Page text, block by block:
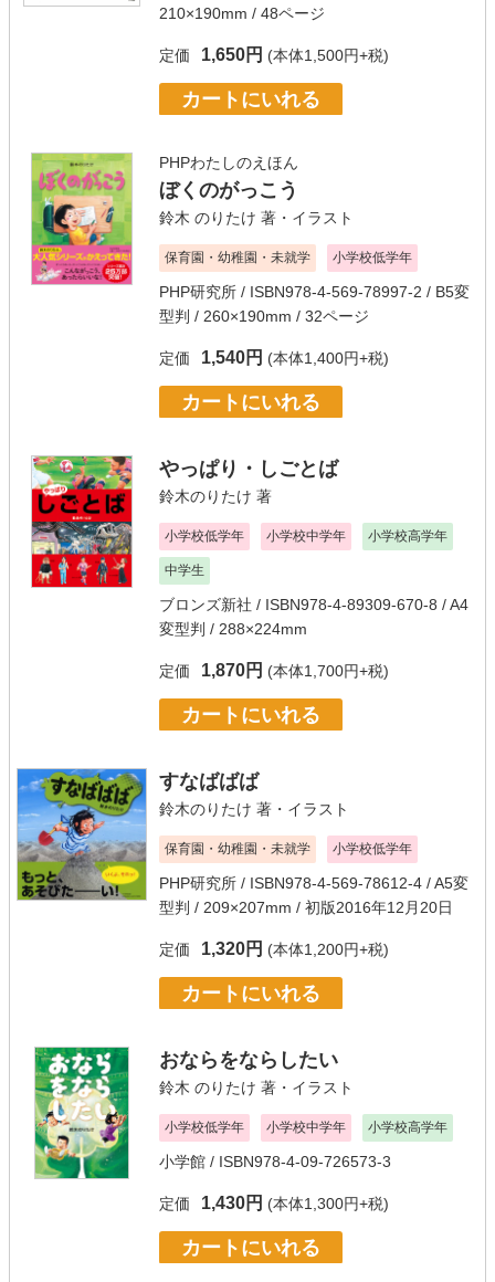
210×190mm / 48ページ
定価 1,650円 (本体1,500円+税)
カートにいれる
PHPわたしのえほん
ぼくのがっこう
鈴木 のりたけ 著・イラスト
保育園・幼稚園・未就学 小学校低学年
PHP研究所 / ISBN978-4-569-78997-2 / B5変
型判 / 260×190mm / 32ページ
定価 1,540円 (本体1,400円+税)
カートにいれる
やっぱり・しごとば
鈴木のりたけ 著
小学校低学年 小学校中学年 小学校高学年
中学生
ブロンズ新社 / ISBN978-4-89309-670-8 / A4
変型判 / 288×224mm
定価 1,870円 (本体1,700円+税)
カートにいれる
すなばばば
鈴木のりたけ 著・イラスト
保育園・幼稚園・未就学 小学校低学年
PHP研究所 / ISBN978-4-569-78612-4 / A5変
型判 / 209×207mm / 初版2016年12月20日
定価 1,320円 (本体1,200円+税)
カートにいれる
おならをならしたい
鈴木 のりたけ 著・イラスト
小学校低学年 小学校中学年 小学校高学年
小学館 / ISBN978-4-09-726573-3
定価 1,430円 (本体1,300円+税)
カートにいれる